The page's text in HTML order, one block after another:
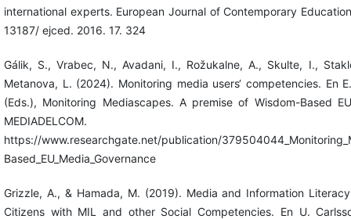
international experts. European Journal of Contemporary
13187/ ejced. 2016. 17. 324
Gálik, S., Vrabec, N., Avadani, I., Rožukalne, A., Skulte, I.,
Metanova, L. (2024). Monitoring media users‘ competencies. En
(Eds.), Monitoring Mediascapes. A premise of Wisdom-Based
MEDIADELCOM.
https://www.researchgate.net/publication/
Based_EU_Media_Governance
Grizzle, A., & Hamada, M. (2019). Media and Information
Citizens with MIL and other Social Competencies. En U.